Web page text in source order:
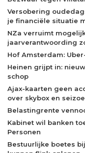
Versobering
je financiële situatie
NZa verruimt
jaarverantwoording
Hof Amsterdam:
Heinen grijpt in:
schop
Ajax-kaarten geen
over skybox en
Belastingrente
Kabinet wil banken
Personen
Bestuurlijke boetes